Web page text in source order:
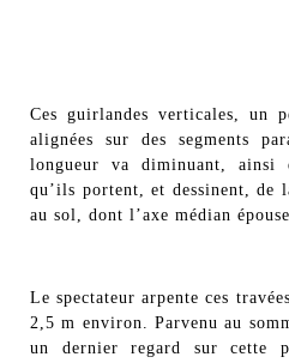
Ces guirlandes verticales, un
alignées sur des segments
longueur va diminuant, ainsi
qu’ils portent, et dessinent, de
au sol, dont l’axe médian
Le spectateur arpente ces
2,5 m environ. Parvenu au
un dernier regard sur cette